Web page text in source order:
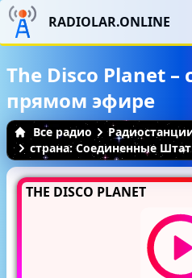
RADIOLAR.ONLINE
The Disco Planet –
прямом эфире
Все радио
страна: Соединенные
THE DISCO PLANET